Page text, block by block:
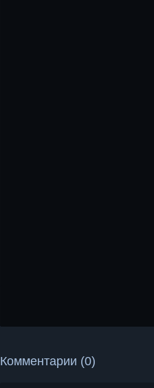
Комментарии (0)